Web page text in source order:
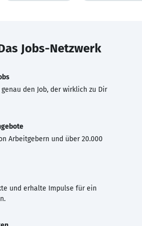
Jobs-Netzwerk
den Job, der wirklich zu Dir
Arbeitgebern und über 20.000
und erhalte Impulse für ein